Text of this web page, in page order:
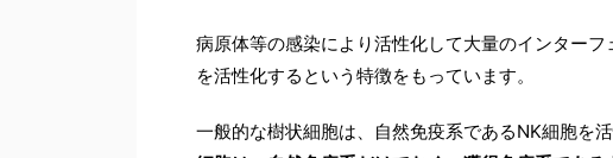
病原体等の感染により活性化して大量のインター
を活性化するという特徴をもっています。
一般的な樹状細胞は、自然免疫系であるNK細胞を